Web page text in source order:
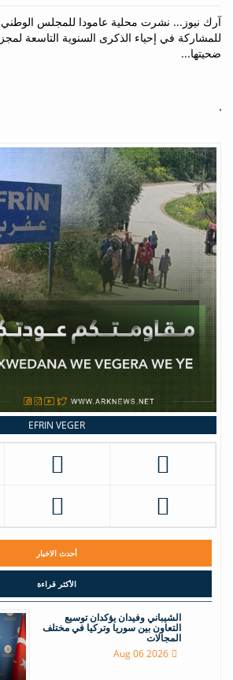
آرك نيوز... نشرت محلية عامودا للمجلس الوطني
للمشاركة في إحياء الذكرى السنوية التاسعة
ضحيتها...
EFRIN VEGER
أحدث الاخبار
الأكثر قراءة
الشيباني وفيدان يؤكدان توسيع
التعاون بين سوريا وتركيا في مختلف
المجالات
Aug 06 2026